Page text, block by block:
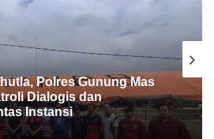
Curi Sepeda,
Anak di Barito Utara